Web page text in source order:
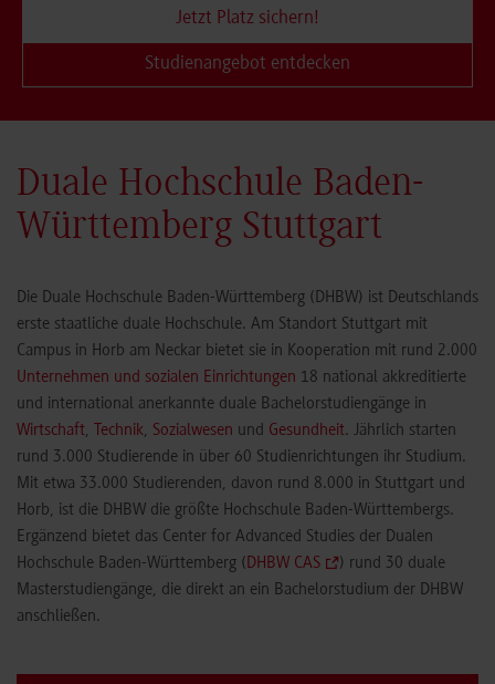
Jetzt Platz sichern!
Studienangebot entdecken
Duale Hochschule Baden-
Württemberg Stuttgart
Die Duale Hochschule Baden-Württemberg (DHBW) ist Deutschlands
erste staatliche duale Hochschule. Am Standort Stuttgart mit
Campus in Horb am Neckar bietet sie in Kooperation mit rund 2.000
Unternehmen und sozialen Einrichtungen 18 national akkreditierte
und international anerkannte duale Bachelorstudiengänge in
Wirtschaft, Technik, Sozialwesen und Gesundheit. Jährlich starten
rund 3.000 Studierende in über 60 Studienrichtungen ihr Studium.
Mit etwa 33.000 Studierenden, davon rund 8.000 in Stuttgart und
Horb, ist die DHBW die größte Hochschule Baden-Württembergs.
Ergänzend bietet das Center for Advanced Studies der Dualen
Hochschule Baden-Württemberg (DHBW CAS
) rund 30 duale
Masterstudiengänge, die direkt an ein Bachelorstudium der DHBW
anschließen.